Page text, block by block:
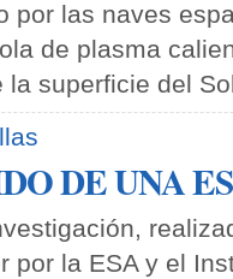
por las naves
de plasma
la superficie del
DE UNA
por la ESA y el